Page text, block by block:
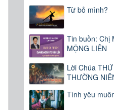
Từ bỏ mình?
Tin buồn: Chị
MỘNG LIÊN
Lời Chúa
THƯỜNG
Tình yêu